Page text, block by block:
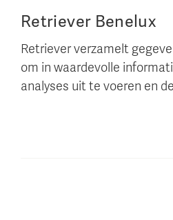
Retriever Benelux
Retriever verzamelt
om in waardevolle
analyses uit te voeren en